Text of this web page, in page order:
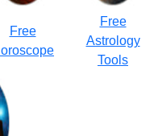
Free
Free
Astrology
Tools